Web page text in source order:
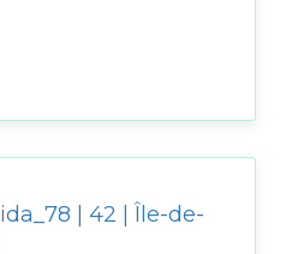
| 42 | Île-de-